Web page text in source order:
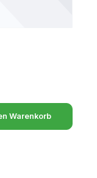
oder benutze die
Warenkorb